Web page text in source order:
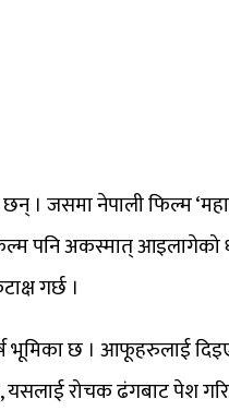
जसमा नेपाली फिल्म
पनि अकस्मात्
गर्छ ।
भूमिका छ । आफूहरुलाई
रोचक ढंगबाट पेश